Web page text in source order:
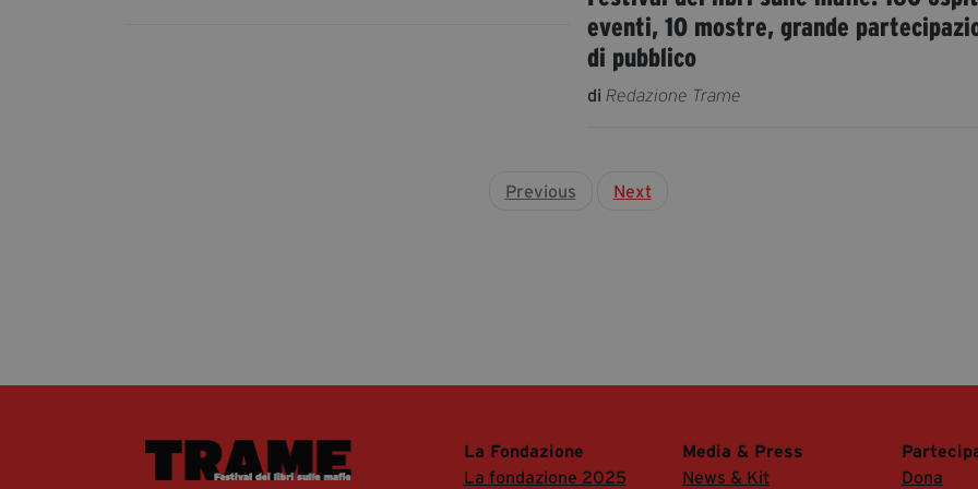
eventi, 10 mostre, grande
di pubblico
di Redazione Trame
Previous Next
La Fondazione
La fondazione 2025
Media & Press
News & Kit
Dona